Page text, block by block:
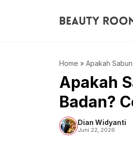
Home » Apakah
Apakah
Badan?
Dian Widyanti
Juni 22, 2026